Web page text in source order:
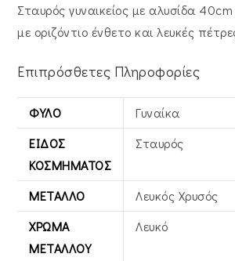
Σταυρός γυναικείος με αλυσίδα
με οριζόντιο ένθετο και λευκές
Επιπρόσθετες Πληροφορίες
ΦΎΛΟ
Γυναίκα
ΕΊΔΟΣ
ΚΟΣΜΉΜΑΤΟΣ
Σταυρός
ΜΈΤΑΛΛΟ
Λευκός Xρυσός
ΧΡΏΜΑ
ΜΕΤΆΛΛΟΥ
Λευκό